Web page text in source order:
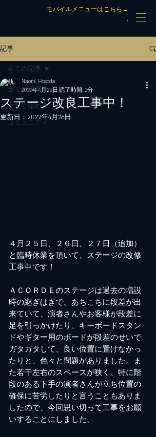
モバイルメニューはこちら→
記事
全ての記事
今すぐ始める
コミュニティ
全ての記事
ステージ改良工事中！
Naomi Hosoda
2022年4月25日 読了時間: 2分
更新日： 2022年4月26日
４月２５日、２６日、２７日（追加）
と臨時休業を頂いて、ステージの改修
工事中です！
ＡＣＯＲＤＥのステージは過去の増設
時の継ぎはぎで、あちこちに段差が出
来ていて、演者さんやお客様が段差に
足を引っかけたり、キーボードスタン
ドやギター用のボードが段差のせいで
ガタガタして、良い位置に置けなかっ
たりと、色々と問題がありました。ま
た若干左右のスペースが狭く、特に階
段のある下手の演者さんが立ち位置の
確保に苦労したりと言うこともありま
したので、今回思い切って工事をお願
いすることにしました。